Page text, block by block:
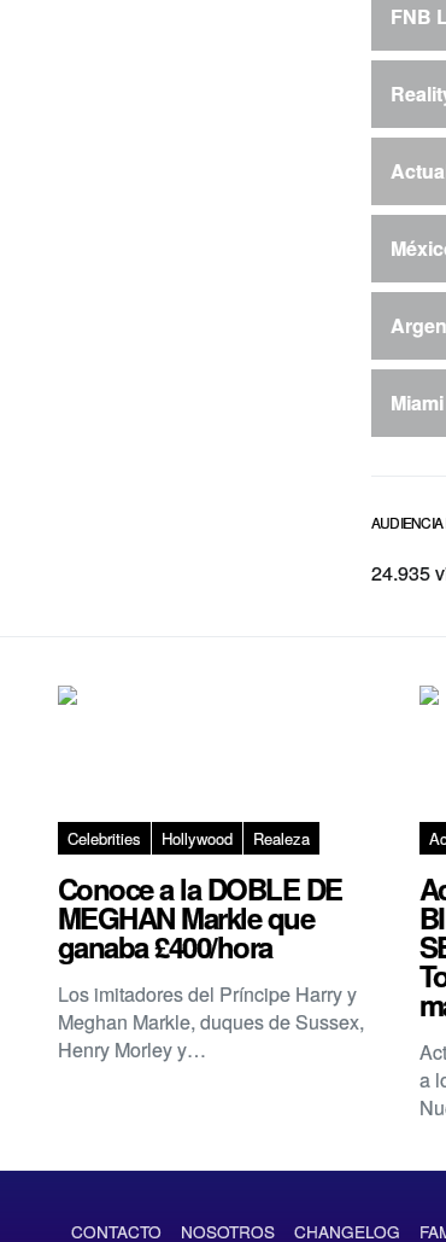
FNB
Miami
AUDIENCIA
24.935
Celebrities Hollywood Realeza
Conoce a la DOBLE DE
MEGHAN Markle que
ganaba £400/hora
Los imitadores del Príncipe Harry y
Meghan Markle, duques de Sussex,
Henry Morley y…
a
CONTACTO NOSOTROS CHANGELOG